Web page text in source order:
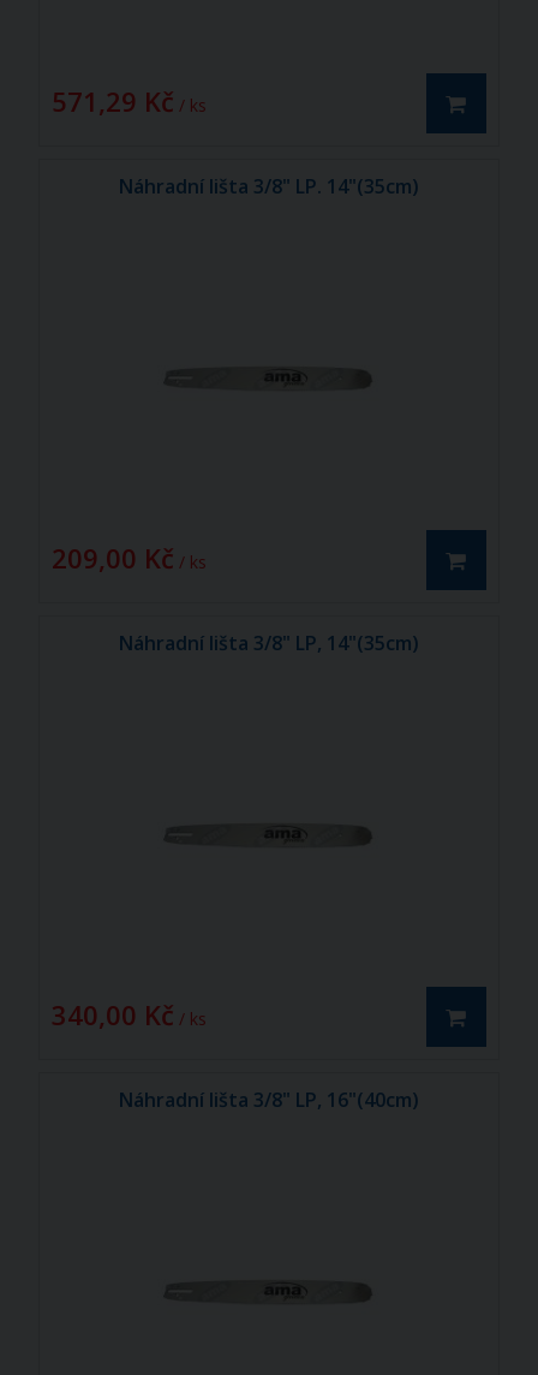
571,29 Kč / ks
Náhradní lišta 3/8" LP. 14"(35cm)
209,00 Kč / ks
Náhradní lišta 3/8" LP, 14"(35cm)
340,00 Kč / ks
Náhradní lišta 3/8" LP, 16"(40cm)